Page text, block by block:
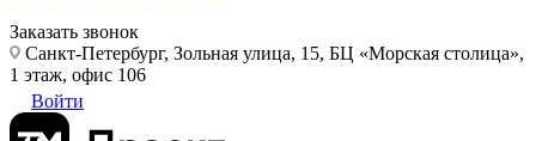
Заказать звонок
Санкт-Петербург, Зольная улица, 15, БЦ «Морская столица»,
1 этаж, офис 106
Войти